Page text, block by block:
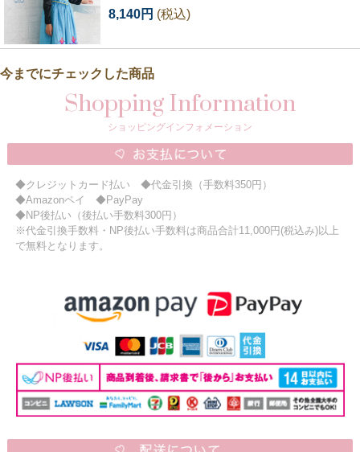
8,140円 (税込)
今までにチェックした商品
Shopping Information
ショッピングインフォメーション
◆クレジットカード払い ◆代金引換（手数料350円）
◆Amazonペイ ◆PayPay
◆NP後払い（後払い手数料300円）
※代金引換手数料・NP後払い手数料は商品合計11,000円(税込み)以上
で無料となります。